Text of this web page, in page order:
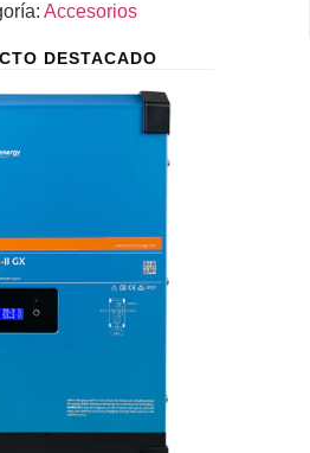
Accesorios
DESTACADO